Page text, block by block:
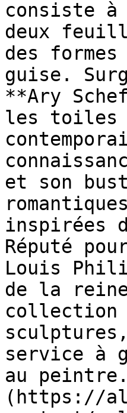
consiste à
deux
des
guise.
**Ary
les toiles
et son
inspirées
Réputé
Louis
de la
collection
service à
au
(https://